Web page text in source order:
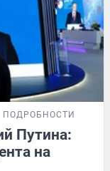
ПОДРОБНОСТИ
Путина:
на